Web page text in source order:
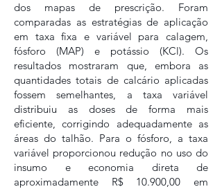
dos mapas de prescrição. Foram
comparadas as estratégias de aplicação
em taxa fixa e variável para calagem,
fósforo (MAP) e potássio (KCl). Os
resultados mostraram que, embora as
quantidades totais de calcário aplicadas
fossem semelhantes, a taxa variável
distribuiu as doses de forma mais
eficiente, corrigindo adequadamente as
áreas do talhão. Para o fósforo, a taxa
variável proporcionou redução no uso do
insumo e economia direta de
aproximadamente R$ 10.900,00 em